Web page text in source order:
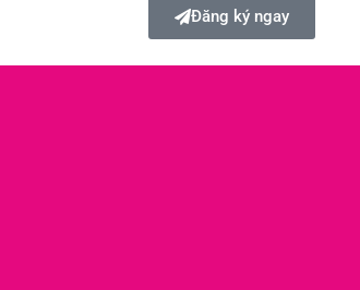
Đăng ký ngay